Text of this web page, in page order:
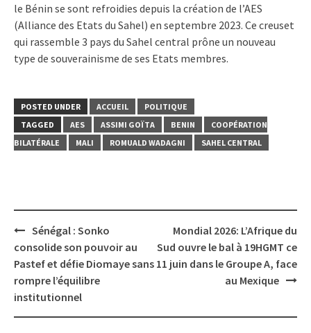
le Bénin se sont refroidies depuis la création de l’AES
(Alliance des Etats du Sahel) en septembre 2023. Ce creuset
qui rassemble 3 pays du Sahel central prône un nouveau
type de souverainisme de ses Etats membres.
POSTED UNDER ACCUEIL
POLITIQUE
TAGGED
AES ASSIMI GOÏTA BENIN
COOPÉRATION
BILATÉRALE
MALI ROMUALD WADAGNI SAHEL CENTRAL
Post
navigation
Sénégal : Sonko
consolide son pouvoir au
Pastef et défie Diomaye sans
rompre l’équilibre
institutionnel
Mondial 2026: L’Afrique du
Sud ouvre le bal à 19HGMT ce
11 juin dans le Groupe A, face
au Mexique